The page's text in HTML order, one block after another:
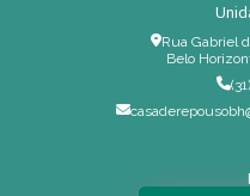
Rua Gabriel
Belo